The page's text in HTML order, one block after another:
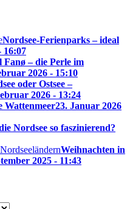
Nordsee-Ferienparks – ideal
16:07
Fanø – die Perle im
2026 - 15:10
oder Ostsee –
2026 - 13:24
Wattenmeer23. Januar 2026
Nordsee so faszinierend?
Weihnachten in
2025 - 11:43